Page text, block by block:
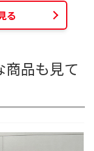
る
商品も見て